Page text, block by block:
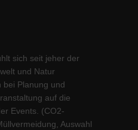
sich seit jeher der
und Natur
bei Planung und
auf die
Events. (CO2-
Auswahl